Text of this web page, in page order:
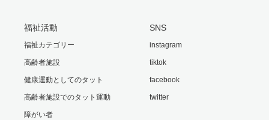
福祉活動
福祉カテゴリー
高齢者施設
健康運動としてのタット
高齢者施設でのタット運動
障がい者
SNS
instagram
tiktok
facebook
twitter